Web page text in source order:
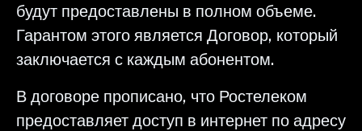
будут предоставлены в полном объеме.
Гарантом этого является Договор, который
заключается с каждым абонентом.
В договоре прописано, что Ростелеком
предоставляет доступ в интернет по адресу